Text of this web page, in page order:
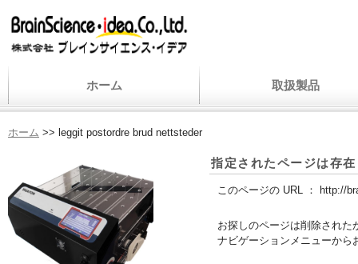
ホーム 取扱製品
ホーム >> leggit postordre brud nettsteder
指定されたページは存
このページの URL ： http://
お探しのページは削除された
ナビゲーションメニューから